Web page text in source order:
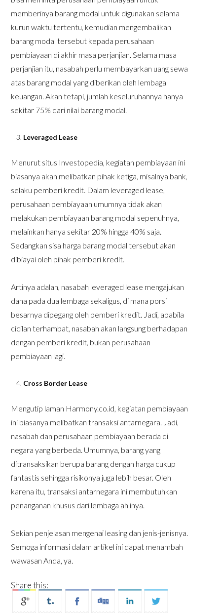
memberinya barang modal untuk digunakan selama
kurun waktu tertentu, kemudian mengembalikan
barang modal tersebut kepada perusahaan
pembiayaan di akhir masa perjanjian. Selama masa
perjanjian itu, nasabah perlu membayarkan uang sewa
atas barang modal yang diberikan oleh lembaga
keuangan. Akan tetapi, jumlah keseluruhannya hanya
sekitar 75% dari nilai barang modal.
Leveraged Lease
Menurut situs Investopedia, kegiatan pembiayaan ini
biasanya akan melibatkan pihak ketiga, misalnya bank,
selaku pemberi kredit. Dalam leveraged lease,
perusahaan pembiayaan umumnya tidak akan
melakukan pembiayaan barang modal sepenuhnya,
melainkan hanya sekitar 20% hingga 40% saja.
Sedangkan sisa harga barang modal tersebut akan
dibiayai oleh pihak pemberi kredit.
Artinya adalah, nasabah leveraged lease mengajukan
dana pada dua lembaga sekaligus, di mana porsi
besarnya dipegang oleh pemberi kredit. Jadi, apabila
cicilan terhambat, nasabah akan langsung berhadapan
dengan pemberi kredit, bukan perusahaan
pembiayaan lagi.
Cross Border Lease
Mengutip laman Harmony.co.id, kegiatan pembiayaan
ini biasanya melibatkan transaksi antarnegara. Jadi,
nasabah dan perusahaan pembiayaan berada di
negara yang berbeda. Umumnya, barang yang
ditransaksikan berupa barang dengan harga cukup
fantastis sehingga risikonya juga lebih besar. Oleh
karena itu, transaksi antarnegara ini membutuhkan
penanganan khusus dari lembaga ahlinya.
Sekian penjelasan mengenai leasing dan jenis-jenisnya.
Semoga informasi dalam artikel ini dapat menambah
wawasan Anda, ya.
Share this: